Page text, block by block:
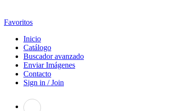
Favoritos
Inicio
Catálogo
Buscador avanzado
Enviar Imágenes
Contacto
Sign in / Join